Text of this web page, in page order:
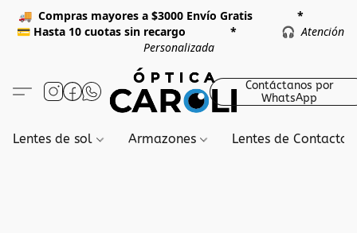
🚚 Compras mayores a $3000 Envío Gratis *
💳 Hasta 10 cuotas sin recargo * 🎧Atención
Personalizada
Contáctanos por
WhatsApp
Lentes de sol Armazones Lentes de Contacto